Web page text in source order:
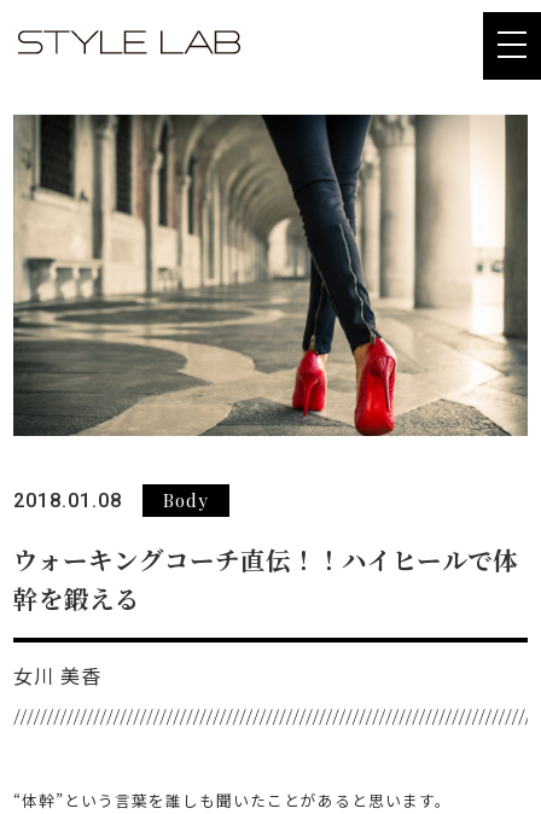
2018.01.08 Body
ウォーキングコーチ直伝！！ハイヒールで体
幹を鍛える
女川 美香
“体幹”という言葉を誰しも聞いたことがあると思います。